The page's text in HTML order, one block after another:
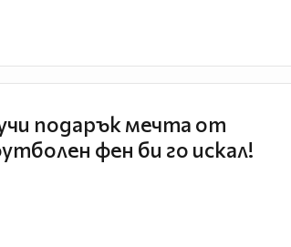
подарък мечта от
фен би го искал!